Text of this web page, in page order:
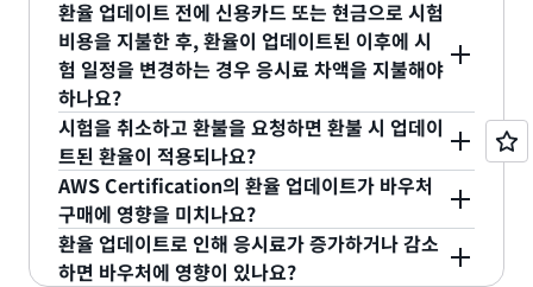
을 변경할 수 없습니다. 예정된 시험 일정에 시험을
보지 않은 경우, 수험료를 상실하게 되며 환급을 받을
수 없습니다(아래의 의료 예외 참조). 예정되었던 시
험 시간으로부터 24시간이 지나야 다시 등록할 수 있
습니다. 시험을 보지 않았다고 '불합격' 상태가 되는
것은 아닙니다.
용할 수 있습니다.
지 요금을 업데이트하고 있습니다. 응시료는 호주 달
러, 유로, 한국 원화, 일본 엔화 및 중국 위안화의 환율
을 반영하기 위해 최소 1년에 한 번, 5월에 업데이트
됩니다. 환율은 최소 30일 전에 통지하며 더 자주 업
데이트될 수 있습니다.
호주 달러, 유로, 한국 원화, 일본 엔화 및 중국 위안화
를 사용하는 국가에 영향을 미칩니다.
환율 업데이트 전에 신용카드 또는 현금으로 시험
비용을 지불한 후, 환율이 업데이트된 이후에 시
험 일정을 변경하는 경우 응시료 차액을 지불해야
하나요?
아니요. 기존 시험 일정을 변경하는 경우 응시료 차액
을 지불하지 않아도 됩니다. AWS Certification 시험
일정 변경은 2회까지 가능합니다.
시험을 취소하고 환불을 요청하면 환불 시 업데이
트된 환율이 적용되나요?
구매 시 지불한 응시료는 환불됩니다. 환불을 받으려
면 시험 일정 24시간 전에 시험을 취소해야 합니다.
AWS Certification의 환율 업데이트가 바우처
구매에 영향을 미치나요?
아니요. 바우처 구매 시의 환율은 AWS 공인 리셀러
이자 AWS Certification 시험 바우처의 유통업체인
환율 업데이트로 인해 응시료가 증가하거나 감소
하면 바우처에 영향이 있나요?